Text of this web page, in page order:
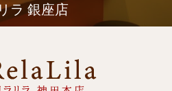
ラ 銀座店